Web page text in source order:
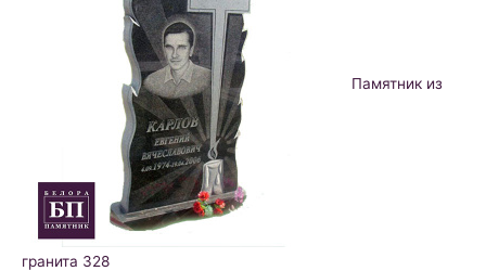
Памятник из
гранита 328